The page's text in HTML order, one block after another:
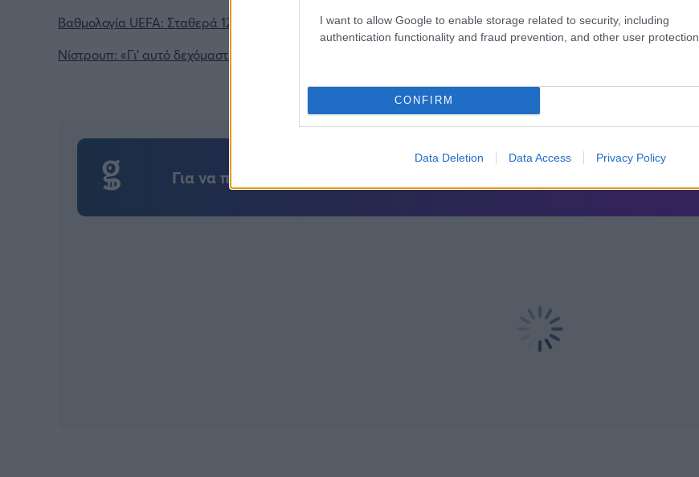
I want to allow Google to enable storage related to security, including
authentication functionality and fraud prevention, and other user protection.
CONFIRM
Data Deletion Data Access Privacy Policy
Βαθμολογία UEFA: Σταθερά 12η πίσω από Τσεχία και Πολωνία η Ελλάδα
Νίστρουπ: «Γι' αυτό δεχόμαστε τόσες αντεπιθέσεις»
Για να προσθέσεις το σχόλιο σου πρέπει να συνδεθείς στο my gazzetta!